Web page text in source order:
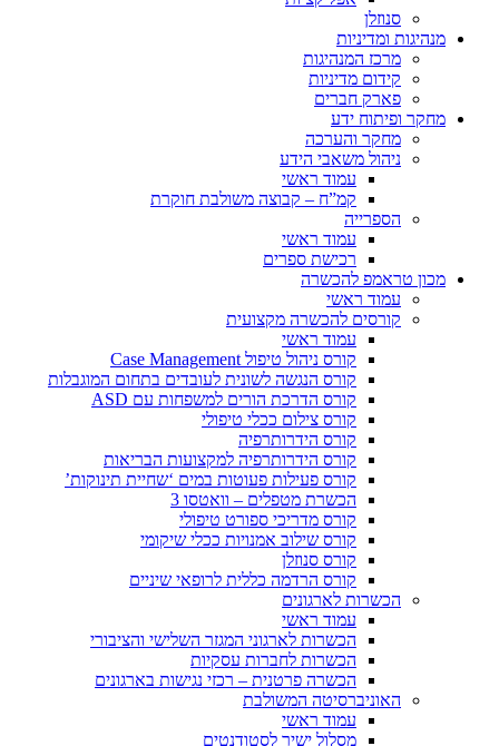
סנוזלן
מנהיגות ומדיניות
מרכז המנהיגות
קידום מדיניות
פארק חברים
מחקר ופיתוח ידע
מחקר והערכה
ניהול משאבי הידע
עמוד ראשי
קמ”ח – קבוצה משולבת חוקרת
הספרייה
עמוד ראשי
רכישת ספרים
מכון טראמפ להכשרה
עמוד ראשי
קורסים להכשרה מקצועית
עמוד ראשי
קורס ניהול טיפול Case Management
קורס הנגשה לשונית לעובדים בתחום המוגבלות
קורס הדרכת הורים למשפחות עם ASD
קורס צילום ככלי טיפולי
קורס הידרותרפיה
קורס הידרותרפיה למקצועות הבריאות
קורס פעילות פעוטות במים ‘שחיית תינוקות’
הכשרת מטפלים – וואטסו 3
קורס מדריכי ספורט טיפולי
קורס שילוב אמנויות ככלי שיקומי
קורס סנוזלן
קורס הרדמה כללית לרופאי שיניים
הכשרות לארגונים
עמוד ראשי
הכשרות לארגוני המגזר השלישי והציבורי
הכשרות לחברות עסקיות
הכשרה פרטנית – רכזי נגישות בארגונים
האוניברסיטה המשולבת
עמוד ראשי
מסלול ישיר לסטודנטים